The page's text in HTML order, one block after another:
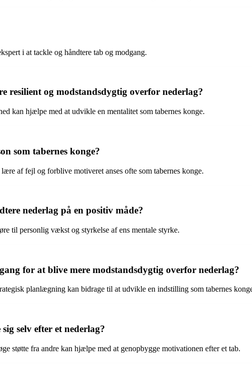
i at tackle og håndtere tab og modgang.
resilient og modstandsdygtig overfor nederlag?
kan hjælpe med at udvikle en mentalitet som tabernes konge.
som tabernes konge?
af fejl og forblive motiveret anses ofte som tabernes konge.
nederlag på en positiv måde?
til personlig vækst og styrkelse af ens mentale styrke.
for at blive mere modstandsdygtig overfor nederlag?
planlægning kan bidrage til at udvikle en indstilling som tabernes
selv efter et nederlag?
støtte fra andre kan hjælpe med at genopbygge motivationen efter et tab.